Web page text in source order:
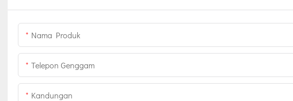
Nama Produk
Telepon Genggam
Kandungan